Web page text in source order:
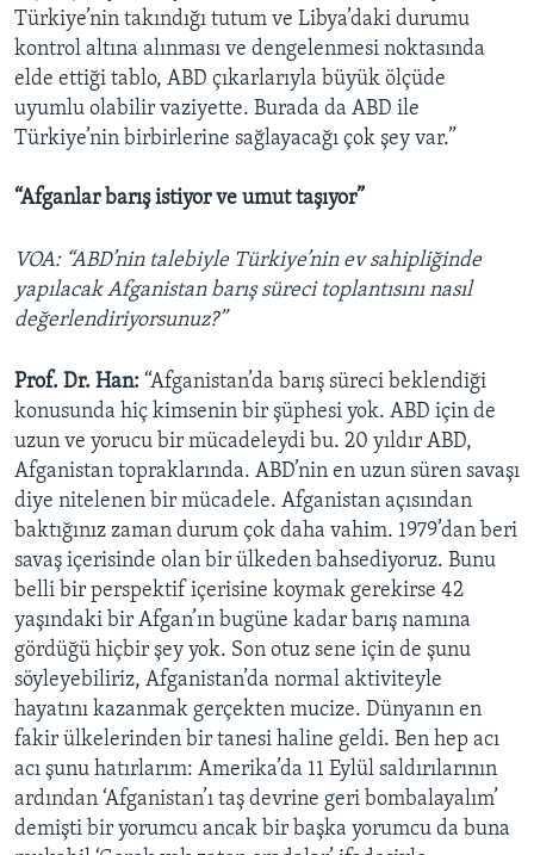
Türkiye’nin takındığı tutum ve Libya’daki durumu
kontrol altına alınması ve dengelenmesi noktasında
elde ettiği tablo, ABD çıkarlarıyla büyük ölçüde
uyumlu olabilir vaziyette. Burada da ABD ile
Türkiye’nin birbirlerine sağlayacağı çok şey var.”
“Afganlar barış istiyor ve umut taşıyor”
VOA: “ABD’nin talebiyle Türkiye’nin ev sahipliğinde
yapılacak Afganistan barış süreci toplantısını nasıl
değerlendiriyorsunuz?”
Prof. Dr. Han: “Afganistan’da barış süreci beklendiği
konusunda hiç kimsenin bir şüphesi yok. ABD için de
uzun ve yorucu bir mücadeleydi bu. 20 yıldır ABD,
Afganistan topraklarında. ABD’nin en uzun süren savaşı
diye nitelenen bir mücadele. Afganistan açısından
baktığınız zaman durum çok daha vahim. 1979’dan beri
savaş içerisinde olan bir ülkeden bahsediyoruz. Bunu
belli bir perspektif içerisine koymak gerekirse 42
yaşındaki bir Afgan’ın bugüne kadar barış namına
gördüğü hiçbir şey yok. Son otuz sene için de şunu
söyleyebiliriz, Afganistan’da normal aktiviteyle
hayatını kazanmak gerçekten mucize. Dünyanın en
fakir ülkelerinden bir tanesi haline geldi. Ben hep acı
acı şunu hatırlarım: Amerika’da 11 Eylül saldırılarının
ardından ‘Afganistan’ı taş devrine geri bombalayalım’
demişti bir yorumcu ancak bir başka yorumcu da buna